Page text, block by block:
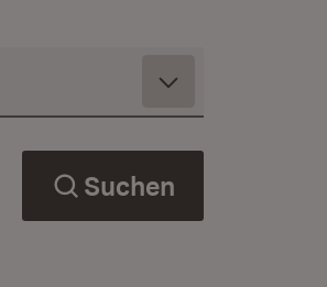
Suchen